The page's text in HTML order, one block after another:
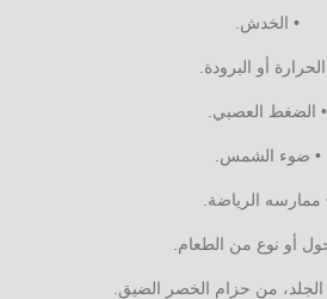
• الخدش.
أو البرودة.
• الضغط العصبي.
• ضوء الشمس.
ممارسه الرياضة.
أو نوع من الطعام.
من حزام الخصر الضيق.